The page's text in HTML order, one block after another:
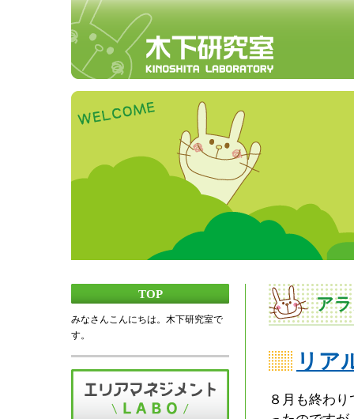
TOP
みなさんこんにちは。木下研究室で
す。
ア
リア
８月も終わ